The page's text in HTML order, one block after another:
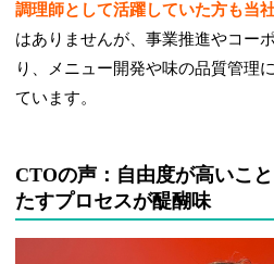
調理師として活躍していた方も当
はありませんが、事業推進やコー
り、メニュー開発や味の品質管理
ています。
CTOの声：自由度が高いこ
たすプロセスが醍醐味